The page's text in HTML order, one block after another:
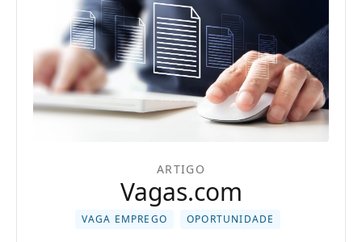
ARTIGO
Vagas.com
VAGA EMPREGO OPORTUNIDADE